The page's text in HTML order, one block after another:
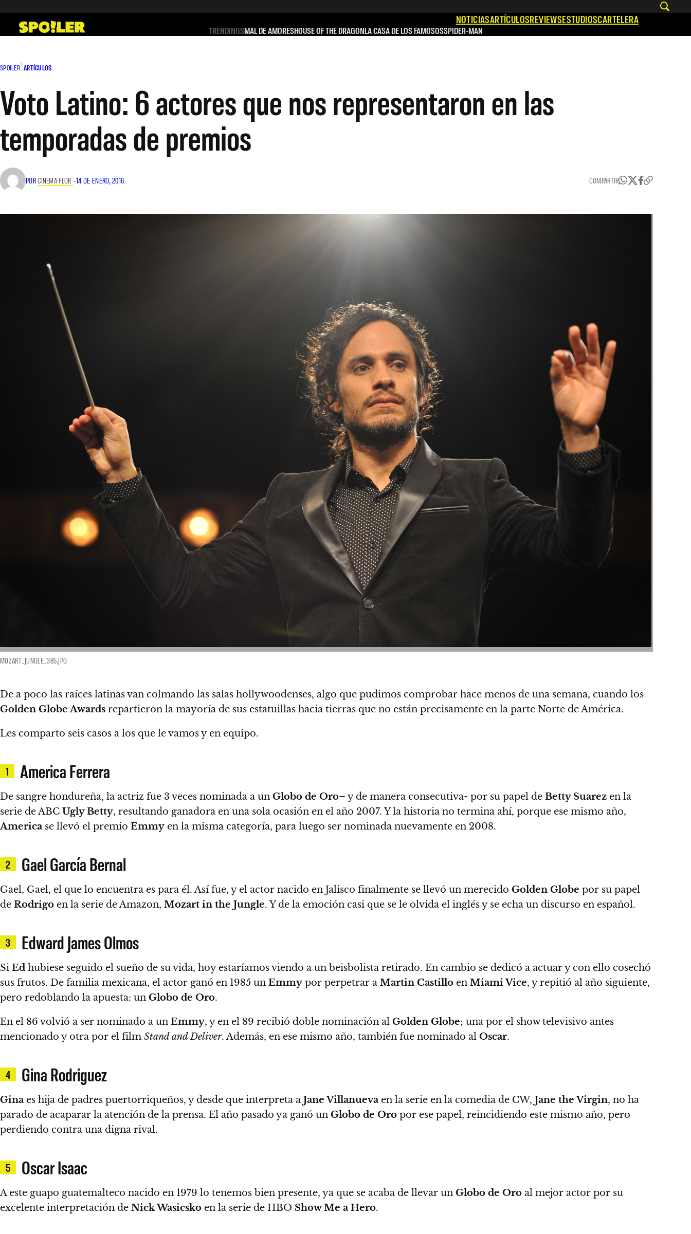
contenido
NOTICIASARTÍCULOSREVIEWSESTUDIOSCARTELERA
TRENDINGSMAL DE AMORESHOUSE OF THE DRAGONLA CASA DE LOS FAMOSOSSPIDER-MAN
SPOILER ARTÍCULOS
Voto Latino: 6 actores que nos representaron en las
temporadas de premios
PORCINEMA FLOR –14 DE ENERO, 2016 COMPARTIR
MOZART_JUNGLE_385.JPG
De a poco las raíces latinas van colmando las salas hollywoodenses, algo que pudimos comprobar hace menos de una semana, cuando los
Golden Globe Awards repartieron la mayoría de sus estatuillas hacia tierras que no están precisamente en la parte Norte de América.
Les comparto seis casos a los que le vamos y en equipo.
1 America Ferrera
De sangre hondureña, la actriz fue 3 veces nominada a un Globo de Oro– y de manera consecutiva- por su papel de Betty Suarez en la
serie de ABC Ugly Betty, resultando ganadora en una sola ocasión en el año 2007. Y la historia no termina ahí, porque ese mismo año,
America se llevó el premio Emmy en la misma categoría, para luego ser nominada nuevamente en 2008.
2 Gael García Bernal
Gael, Gael, el que lo encuentra es para él. Así fue, y el actor nacido en Jalisco finalmente se llevó un merecido Golden Globe por su papel
de Rodrigo en la serie de Amazon, Mozart in the Jungle. Y de la emoción casi que se le olvida el inglés y se echa un discurso en español.
3 Edward James Olmos
Si Ed hubiese seguido el sueño de su vida, hoy estaríamos viendo a un beisbolista retirado. En cambio se dedicó a actuar y con ello cosechó
sus frutos. De familia mexicana, el actor ganó en 1985 un Emmy por perpetrar a Martin Castillo en Miami Vice, y repitió al año siguiente,
pero redoblando la apuesta: un Globo de Oro.
En el 86 volvió a ser nominado a un Emmy, y en el 89 recibió doble nominación al Golden Globe; una por el show televisivo antes
mencionado y otra por el film Stand and Deliver. Además, en ese mismo año, también fue nominado al Oscar.
4 Gina Rodriguez
Gina es hija de padres puertorriqueños, y desde que interpreta a Jane Villanueva en la serie en la comedia de CW, Jane the Virgin, no ha
parado de acaparar la atención de la prensa. El año pasado ya ganó un Globo de Oro por ese papel, reincidiendo este mismo año, pero
perdiendo contra una digna rival.
5 Oscar Isaac
A este guapo guatemalteco nacido en 1979 lo tenemos bien presente, ya que se acaba de llevar un Globo de Oro al mejor actor por su
excelente interpretación de Nick Wasicsko en la serie de HBO Show Me a Hero.